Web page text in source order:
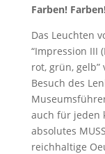
Farben!
Das Leuchten
“Impression III
rot, grün,
Besuch des
auch für jeden
absolutes
reichhaltige